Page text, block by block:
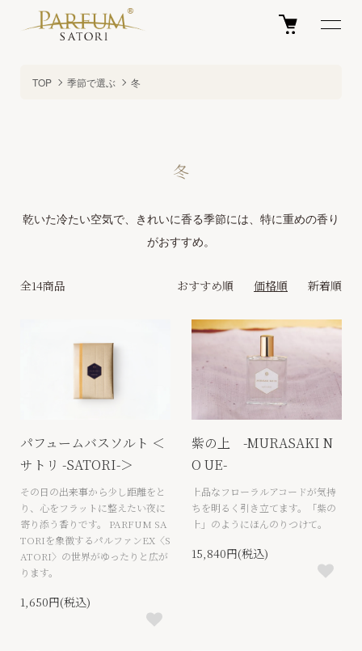
TOP 季節で選ぶ 冬
冬
乾いた冷たい空気で、きれいに香る季節には、特に重めの香り
がおすすめ。
全14商品 おすすめ順 価格順 新着順
パフュームバスソルト ＜
サトリ -SATORI-＞
その日の出来事から少し距離をと
り、心をフラットに整えたい夜に
寄り添う香りです。 PARFUM SA
TORIを象徴するパルファンEX〈S
ATORI〉の世界がゆったりと広が
ります。
1,650円(税込)
紫の上 -MURASAKI N
O UE-
上品なフローラルアコードが気持
ちを明るく引き立てます。「紫の
上」のようにほんのりつけて。
15,840円(税込)